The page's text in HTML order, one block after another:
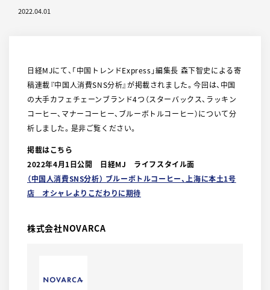
2022.04.01
日経MJにて、「中国トレンドExpress」編集長 森下智史による寄
稿連載『中国人消費SNS分析』が掲載されました。今回は、中国
の大手カフェチェーンブランド4つ（スターバックス、ラッキン
コーヒー、マナーコーヒー、ブルーボトルコーヒー）について分
析しました。是非ご覧ください。
掲載はこちら
2022年4月1日公開 日経MJ ライフスタイル面
（中国人消費SNS分析） ブルーボトルコーヒー、上海に本土1号
店 オシャレよりこだわりに期待
株式会社NOVARCA